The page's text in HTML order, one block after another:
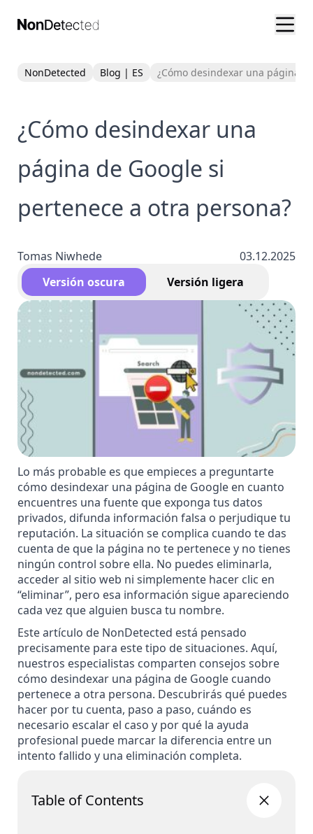
NonDetected Blog | ES ¿Cómo desindexar una página
¿Cómo desindexar una
página de Google si
pertenece a otra persona?
Tomas Niwhede
03.12.2025
Versión oscura
Versión ligera
Lo más probable es que empieces a preguntarte
cómo desindexar una página de Google en cuanto
encuentres una fuente que exponga tus datos
privados, difunda información falsa o perjudique tu
reputación. La situación se complica cuando te das
cuenta de que la página no te pertenece y no tienes
ningún control sobre ella. No puedes eliminarla,
acceder al sitio web ni simplemente hacer clic en
“eliminar”, pero esa información sigue apareciendo
cada vez que alguien busca tu nombre.
Este artículo de NonDetected está pensado
precisamente para este tipo de situaciones. Aquí,
nuestros especialistas comparten consejos sobre
cómo desindexar una página de Google cuando
pertenece a otra persona. Descubrirás qué puedes
hacer por tu cuenta, paso a paso, cuándo es
necesario escalar el caso y por qué la ayuda
profesional puede marcar la diferencia entre un
intento fallido y una eliminación completa.
Table of Contents